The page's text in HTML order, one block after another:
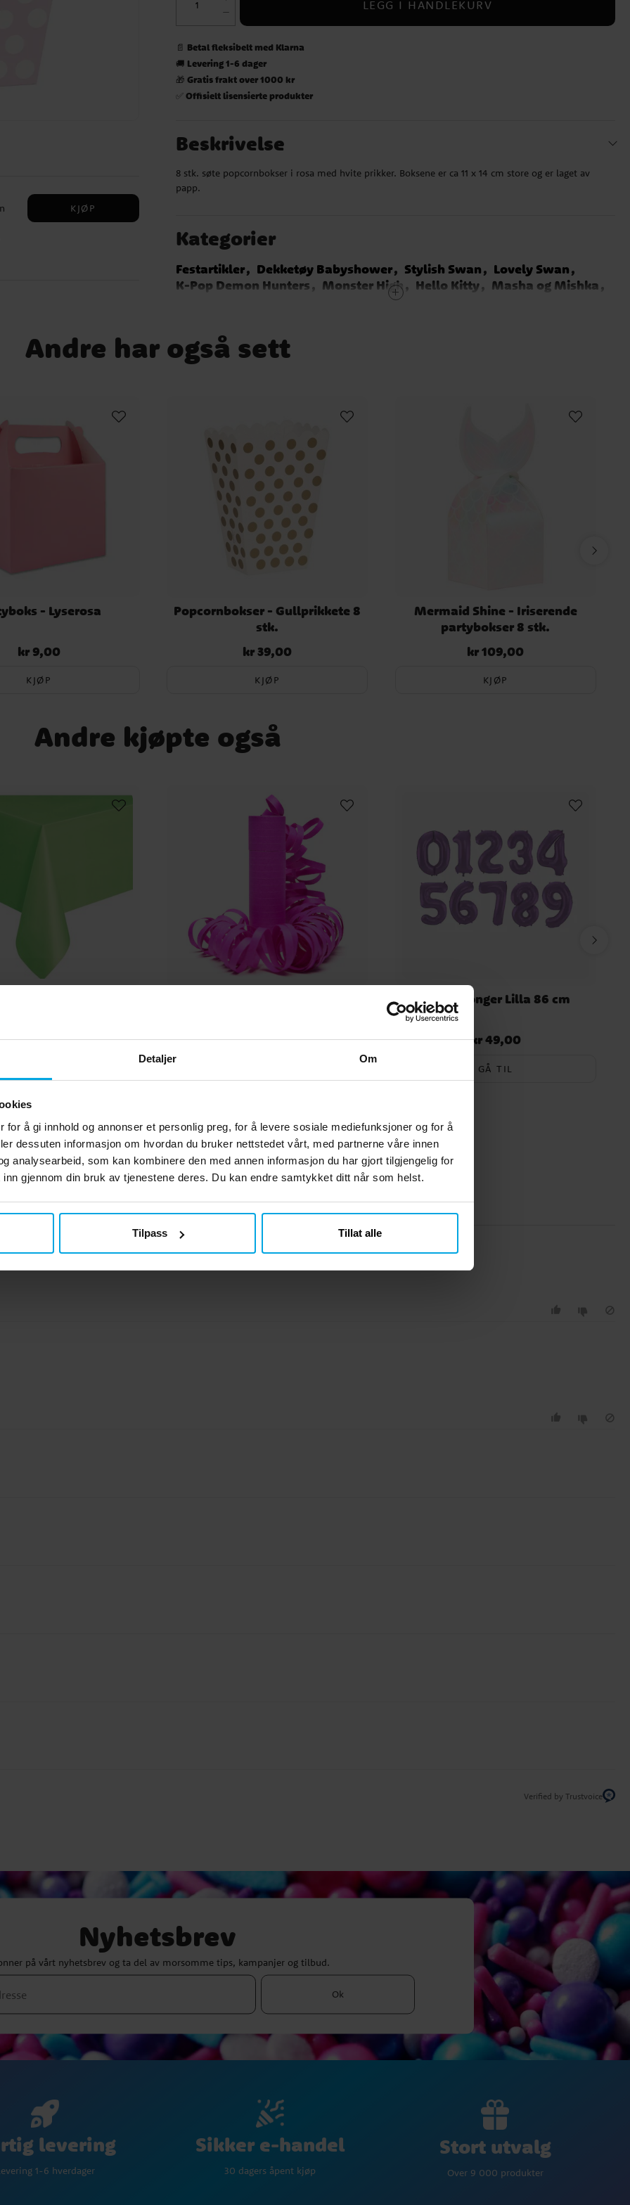
Detaljer Om
for å gi innhold og annonser et personlig preg, for å levere sosiale mediefunksjoner og for å
dessuten informasjon om hvordan du bruker nettstedet vårt, med partnerne våre innen
analysearbeid, som kan kombinere den med annen informasjon du har gjort tilgjengelig for
gjennom din bruk av tjenestene deres. Du kan endre samtykket ditt når som helst.
Tilpass Tillat alle
KJØP
LEGG I HANDLEKURV
📄 Betal fleksibelt med Klarna
🚚 Levering 1-6 dager
🎁Gratis frakt over 1000 kr
✅Offisielt lisensierte produkter
Beskrivelse
8 stk. søte popcornbokser i rosa med hvite prikker. Boksene er ca 11 x 14 cm store og er laget av
papp.
Kategorier
Festartikler Dekketøy Babyshower Stylish Swan
Lovely Swan
K-Pop Demon Hunters
Monster High Hello Kitty
Masha og Mishka
Kawaii Party
Godteposer og partybokser
Andre har også sett
- Lyserosa
Pris:kr 9,00
kr 9,00
KJØP
Popcornbokser - Gullprikkete 8
stk.
Pris :kr 39,00
kr 39,00
KJØP
Mermaid Shine - Iriserende
partybokser 8 stk.
Pris :kr 109,00
kr 109,00
KJØP
Andre kjøpte også
Pris:kr 39,00
kr 39,00 Pris:kr 19,00
kr 19,00
Tallballonger Lilla 86 cm
Pris :kr 49,00
kr 49,00
GÅ TIL
Verified by Trustvoice
Nyhetsbrev
på vårt nyhetsbrev og ta del av morsomme tips, kampanjer og tilbud.
Ok
levering
1-6 hverdager
Sikker e-handel
30 dagers åpent kjøp
Stort utvalg
Over 9 000 produkter